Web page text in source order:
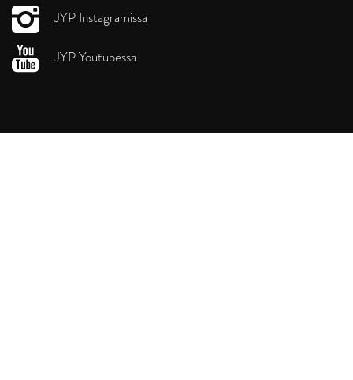
JYP Instagramissa
JYP Youtubessa